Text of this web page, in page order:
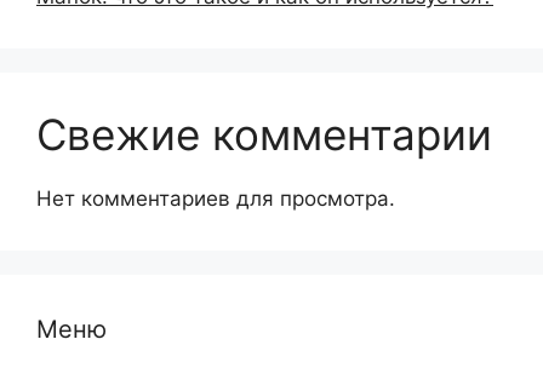
Свежие комментарии
Нет комментариев для просмотра.
Меню